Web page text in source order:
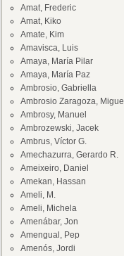
Amat, Frederic
Amat, Kiko
Amate, Kim
Amavisca, Luis
Amaya, María Pilar
Amaya, María Paz
Ambrosio, Gabriella
Ambrosio Zaragoza, Miguel
Ambrosy, Manuel
Ambrozewski, Jacek
Ambrus, Víctor G.
Amechazurra, Gerardo R.
Ameixeiro, Daniel
Amekan, Hassan
Ameli, M.
Ameli, Michela
Amenábar, Jon
Amengual, Pep
Amenós, Jordi